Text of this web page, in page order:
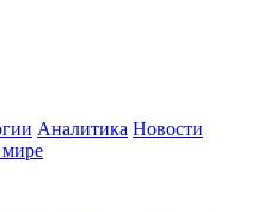
Аналитика Новости